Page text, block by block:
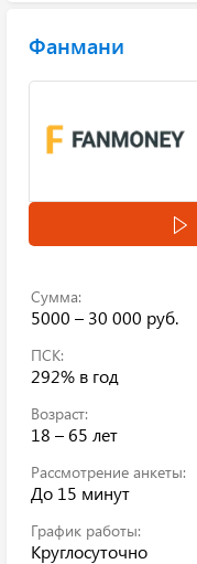
Фанмани
Сумма:
5000 – 30 000 руб.
ПСК:
292% в год
Возраст:
18 – 65 лет
Рассмотрение анкеты:
До 15 минут
График работы:
Круглосуточно